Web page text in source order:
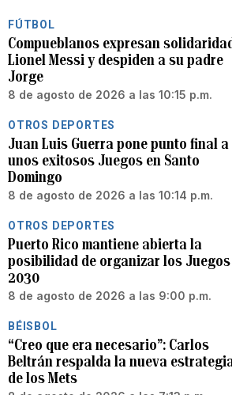
FÚTBOL
Compueblanos expresan
Lionel Messi y despiden a su padre
Jorge
8 de agosto de 2026 a las 10:15 p.m.
OTROS DEPORTES
Juan Luis Guerra pone punto final a
unos exitosos Juegos en Santo
Domingo
8 de agosto de 2026 a las 10:14 p.m.
OTROS DEPORTES
Puerto Rico mantiene abierta la
posibilidad de organizar los Juegos
2030
8 de agosto de 2026 a las 9:00 p.m.
BÉISBOL
“Creo que era necesario”: Carlos
Beltrán respalda la nueva
de los Mets